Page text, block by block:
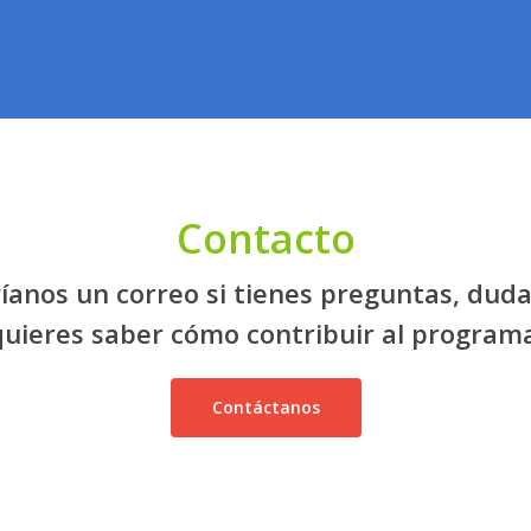
Contacto
un correo si tienes preguntas,
saber cómo contribuir al
Contáctanos